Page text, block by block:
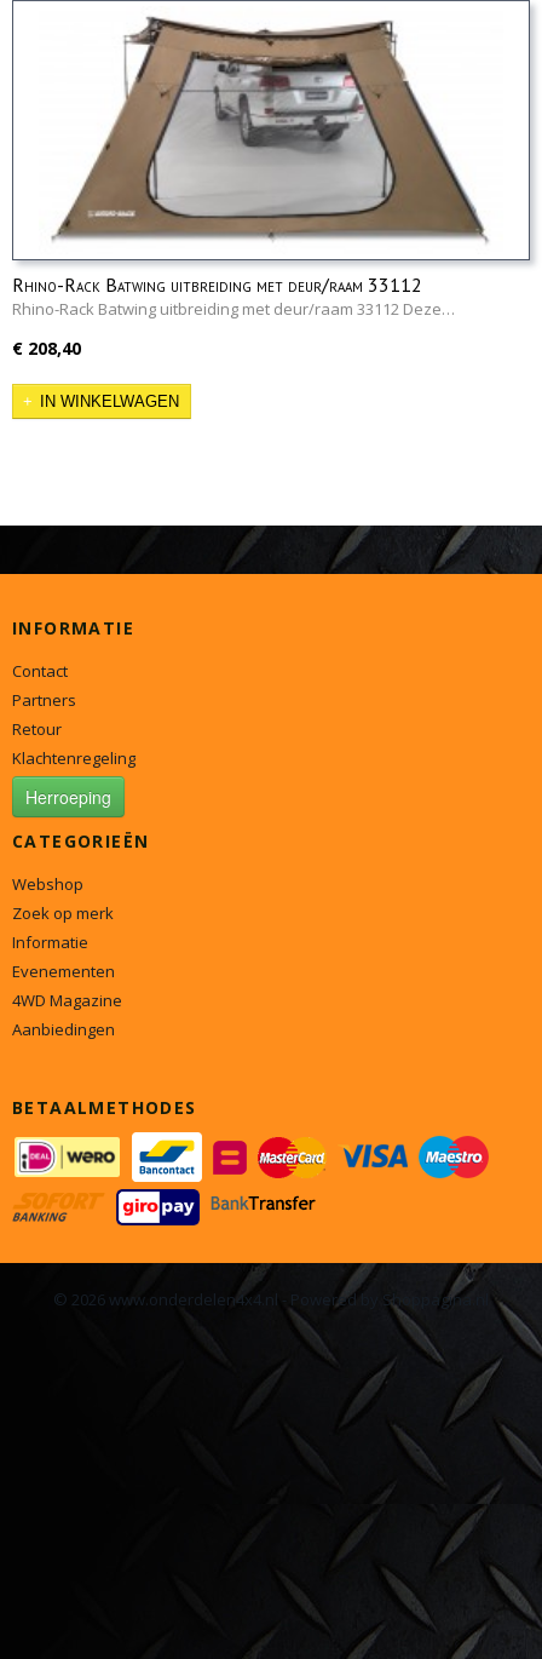
Rhino-Rack Batwing uitbreiding met deur/raam 33112
Rhino-Rack Batwing uitbreiding met deur/raam 33112 Deze…
€ 208,40
IN WINKELWAGEN
INFORMATIE
Contact
Partners
Retour
Klachtenregeling
Herroeping
CATEGORIEËN
Webshop
Zoek op merk
Informatie
Evenementen
4WD Magazine
Aanbiedingen
BETAALMETHODES
© 2026 www.onderdelen4x4.nl - Powered by Shoppagina.nl